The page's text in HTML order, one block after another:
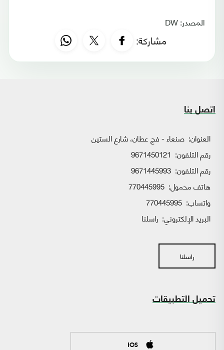
المصدر: DW
مشاركة:
اتصل بنا
العنوان: صنعاء - فج عطان، شارع الستين
رقم التلفون: 9671450121
رقم التلفون: 9671445993
هاتف محمول: 770445995
واتساب:
البريد الإلكتروني: راسلنا
راسلنا
تحميل التطبيقات
IOS